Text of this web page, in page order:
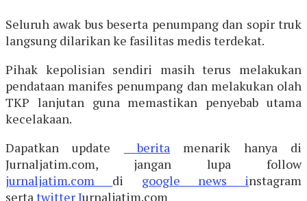
Seluruh awak bus beserta penumpang dan sopir truk
langsung dilarikan ke fasilitas medis terdekat.
Pihak kepolisian sendiri masih terus melakukan
pendataan manifes penumpang dan melakukan olah
TKP lanjutan guna memastikan penyebab utama
kecelakaan.
Dapatkan update
berita menarik hanya di
Jurnaljatim.com, jangan lupa follow
jurnaljatim.com di google news instagram
serta twitter Jurnaljatim.com